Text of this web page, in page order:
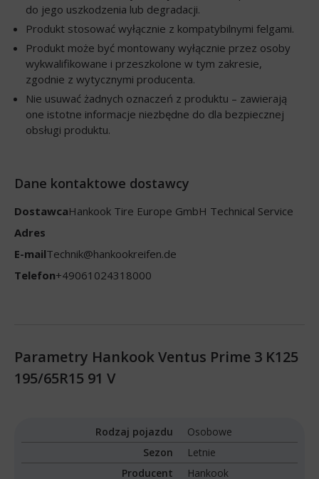
do jego uszkodzenia lub degradacji.
Produkt stosować wyłącznie z kompatybilnymi felgami.
Produkt może być montowany wyłącznie przez osoby
wykwalifikowane i przeszkolone w tym zakresie,
zgodnie z wytycznymi producenta.
Nie usuwać żadnych oznaczeń z produktu – zawierają
one istotne informacje niezbędne do dla bezpiecznej
obsługi produktu.
Dane kontaktowe dostawcy
DostawcaHankook Tire Europe GmbH Technical Service
Adres
E-mailTechnik@hankookreifen.de
Telefon+49061024318000
Parametry Hankook Ventus Prime 3 K125
195/65R15 91 V
Rodzaj pojazdu
Osobowe
Sezon
Letnie
Producent
Hankook